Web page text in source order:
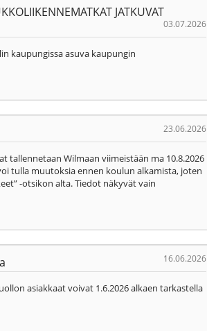
JATKUVAT
03.07.2026
kaupungissa asuva kaupungin
23.06.2026
Wilmaan viimeistään ma 10.8.2026
tulla muutoksia ennen koulun alkamista, joten
-otsikon alta. Tiedot näkyvät vain
16.06.2026
asiakkaat voivat 1.6.2026 alkaen tarkastella